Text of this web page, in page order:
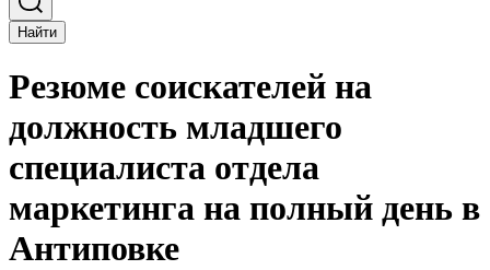
Найти
Резюме соискателей на
должность младшего
специалиста отдела
маркетинга на полный день в
Антиповке